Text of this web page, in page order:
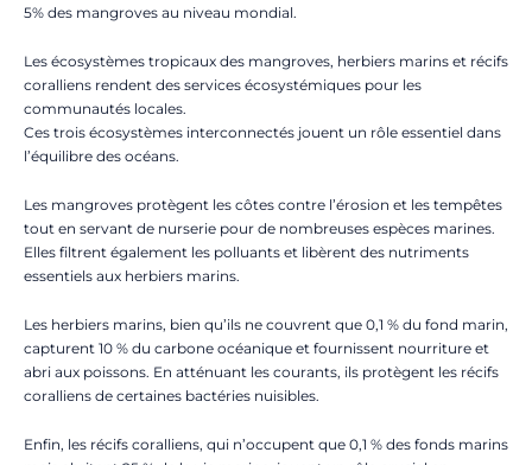
5% des mangroves au niveau mondial.
Les écosystèmes tropicaux des mangroves, herbiers marins et récifs
coralliens rendent des services écosystémiques pour les
communautés locales.
Ces trois écosystèmes interconnectés jouent un rôle essentiel dans
l’équilibre des océans.
Les mangroves protègent les côtes contre l’érosion et les tempêtes
tout en servant de nurserie pour de nombreuses espèces marines.
Elles filtrent également les polluants et libèrent des nutriments
essentiels aux herbiers marins.
Les herbiers marins, bien qu’ils ne couvrent que 0,1 % du fond marin,
capturent 10 % du carbone océanique et fournissent nourriture et
abri aux poissons. En atténuant les courants, ils protègent les récifs
coralliens de certaines bactéries nuisibles.
Enfin, les récifs coralliens, qui n’occupent que 0,1 % des fonds marins